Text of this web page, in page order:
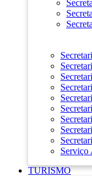
Serviço
TURISMO